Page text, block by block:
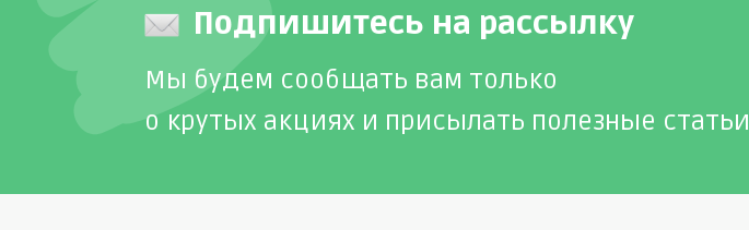
Подпишитесь на рассылку
Мы будем сообщать вам только
о крутых акциях и присылать полезные статьи